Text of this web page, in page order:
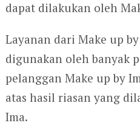
dapat dilakukan oleh
Layanan dari Make up
digunakan oleh banyak
pelanggan Make up by
atas hasil riasan yang
Ima.